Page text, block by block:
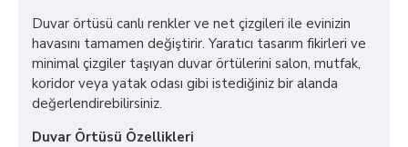
Duvar örtüsü canlı renkler ve net çizgileri ile evinizin
havasını tamamen değiştirir. Yaratıcı tasarım fikirleri ve
minimal çizgiler taşıyan duvar örtülerini salon, mutfak,
koridor veya yatak odası gibi istediğiniz bir alanda
değerlendirebilirsiniz.
Duvar Örtüsü Özellikleri